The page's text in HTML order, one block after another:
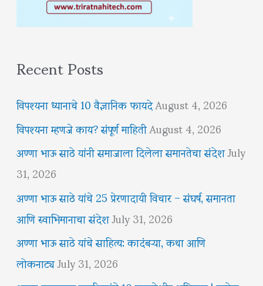
Recent Posts
विपश्यना ध्यानाचे 10 वैज्ञानिक फायदेAugust 4, 2026
विपश्यना म्हणजे काय? संपूर्ण माहितीAugust 4, 2026
अण्णा भाऊ साठे यांनी समाजाला दिलेला समानतेचा संदेशJuly
31, 2026
अण्णा भाऊ साठे यांचे 25 प्रेरणादायी विचार – संघर्ष, समानता
आणि स्वाभिमानाचा संदेशJuly 31, 2026
अण्णा भाऊ साठे यांचे साहित्य: कादंबऱ्या, कथा आणि
लोकनाट्यJuly 31, 2026